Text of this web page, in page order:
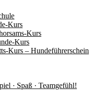
Kurs
Kurs
Kurs
Kurs – Hundeführerschein
· Spaß · Teamgefühl!